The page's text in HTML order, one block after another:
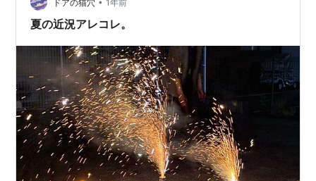
か 受験条件 難易度・合格率・合格点 勉強時間・コツ 受
験料と申し込みの流れ 色彩検定3級 VS 色彩検定UC級
ドアの猫穴 1年前
夏の近況アレコレ。